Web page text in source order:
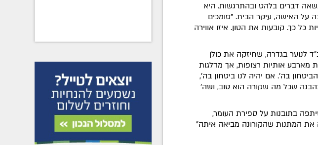
דברים בלהט ובהתרגשות. היא
על האישה, עיקר הבית. "סומכים
כל כך. קובעות את הטון. איזו אווירה
לנוער בגדרה, שחיזקה את כולן
מארבע אותיות רצופות, אך מדלגות
בה'. אם יהיה לנו ביטחון בה',
שכל מה שקורה הוא טוב, ושה'
בתובנות על ספירת העומר,
את המתנות שהקורונה מביאה איתה"